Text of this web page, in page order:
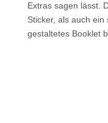
Extras sagen lässt.
Sticker, als auch
gestaltetes Booklet